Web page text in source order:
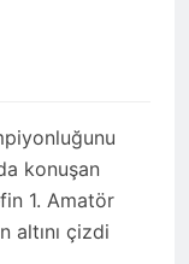
konuşan
1. Amatör
altını çizdi